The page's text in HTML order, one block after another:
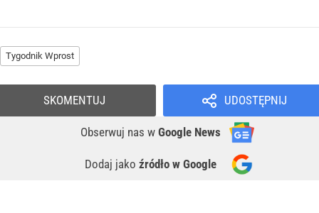
Tygodnik Wprost
UDOSTĘPNIJ
Obserwuj nas w Google News
Dodaj jako źródło w Google
SKOMENTUJ